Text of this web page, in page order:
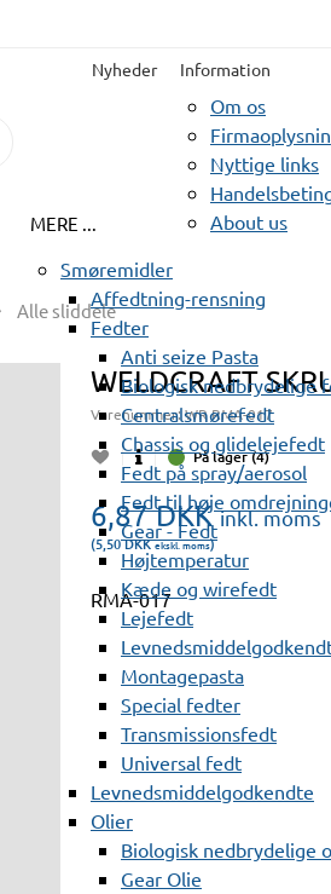
Nyheder Information
Om os
Nyttige links
About us
MERE ...
Smøremidler
Affedtning-rensning
Fedter
Anti seize Pasta
Biologisk nedbrydelige
Centralsmørefedt
Chassis og glidelejefedt
Fedt på spray/aerosol
Fedt til høje
Gear - Fedt
Højtemperatur
Kæde og wirefedt
Lejefedt
Montagepasta
Special fedter
Transmissionsfedt
Universal fedt
Levnedsmiddelgodkendte
Olier
Biologisk nedbrydelige
Gear Olie
Alle sliddele
WELDCRAFT
Varenummer:WR RMA-017
På lager (4)
6,87DKK inkl. moms
(5,50DKK ekskl. moms)
RMA-017